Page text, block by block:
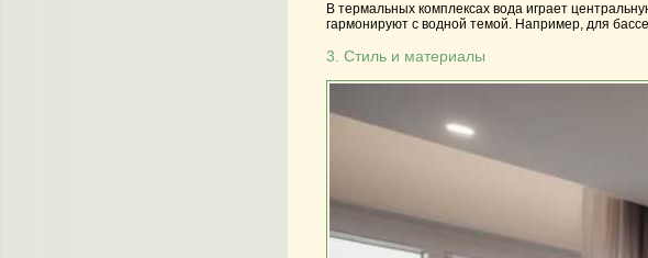
В термальных комплексах вода играет
гармонируют с водной темой. Например, для
3. Стиль и материалы